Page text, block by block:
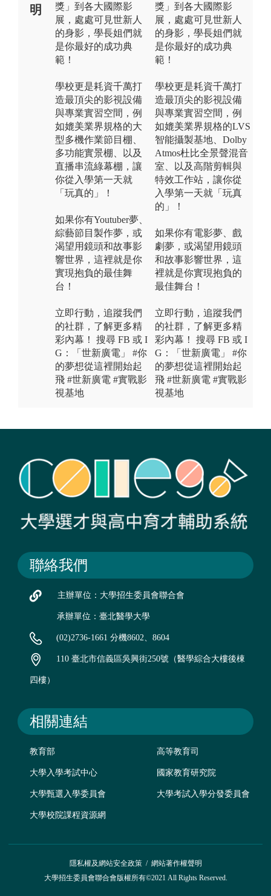
明
獎」到各大國際影
展，處處可見世新人
的身影，學長姐們就
是你最好的成功典
範！
學校更是耗資千萬打
造最頂尖的影視設備
與專業實習空間，例
如媲美業界規格的大
型多機作業節目棚、
多功能實景棚、以及
直播串流綠幕棚，讓
你從入學第一天就
「玩真的」！
如果你有Youtuber夢、
綜藝節目製作夢，或
渴望用鏡頭和故事影
響世界，這裡就是你
實現抱負的最佳舞
台！
立即行動，追蹤我們
的社群，了解更多精
彩內幕！ 搜尋 FB 或 I
G：「世新廣電」 #你
的夢想從這裡開始起
飛 #世新廣電 #實戰影
視基地
獎」到各大國際影
展，處處可見世新人
的身影，學長姐們就
是你最好的成功典
範！
學校更是耗資千萬打
造最頂尖的影視設備
與專業實習空間，例
如媲美業界規格的LVS
智能攝製基地、Dolby
Atmos杜比全景聲混音
室、以及高階剪輯與
特效工作站，讓你從
入學第一天就「玩真
的」！
如果你有電影夢、戲
劇夢，或渴望用鏡頭
和故事影響世界，這
裡就是你實現抱負的
最佳舞台！
立即行動，追蹤我們
的社群，了解更多精
彩內幕！ 搜尋 FB 或 I
G：「世新廣電」 #你
的夢想從這裡開始起
飛 #世新廣電 #實戰影
視基地
聯絡我們
主辦單位：大學招生委員會聯合會
承辦單位：臺北醫學大學
(02)2736-1661 分機8602、8604
110 臺北市信義區吳興街250號（醫學綜合大樓後棟
四樓）
相關連結
教育部 高等教育司
大學入學考試中心 國家教育研究院
大學甄選入學委員會 大學考試入學分發委員會
大學校院課程資源網
隱私權及網站安全政策/ 網站著作權聲明
大學招生委員會聯合會版權所有©2021 All Rights Reserved.